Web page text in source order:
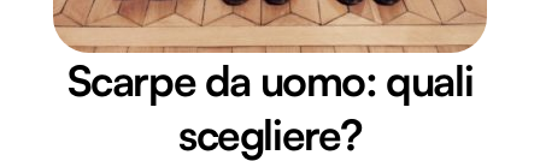
Scarpe da uomo: quali
scegliere?